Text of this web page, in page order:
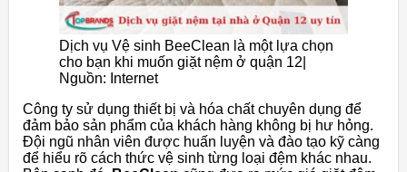
Dịch vụ Vệ sinh BeeClean là một lựa chọn
cho bạn khi muốn giặt nệm ở quận 12|
Nguồn: Internet
Công ty sử dụng thiết bị và hóa chất chuyên dụng để
đảm bảo sản phẩm của khách hàng không bị hư hỏng.
Đội ngũ nhân viên được huấn luyện và đào tạo kỹ càng
để hiểu rõ cách thức vệ sinh từng loại đệm khác nhau.